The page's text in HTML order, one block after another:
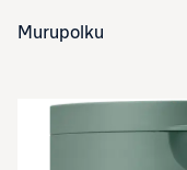
Murupolku